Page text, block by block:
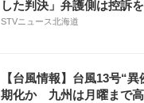
した判決」弁護側は控訴
集団暴行死
STVニュース北海道
【台風情報】台風13号“
期化か 九州は月曜まで